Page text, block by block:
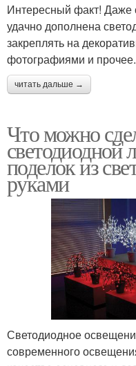
Интересный факт! Даже
удачно дополнена
закреплять на
фотографиями и прочее.
читать дальше →
Что можно
светодиодной
поделок из
руками
Светодиодное
современного